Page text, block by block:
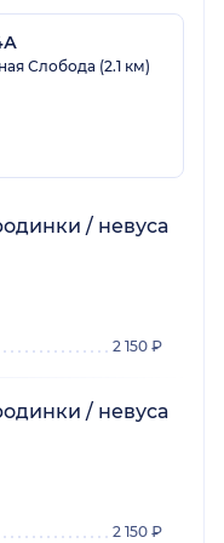
Слобода (2.1 км)
/ невуса
2 150 ₽
/ невуса
2 150 ₽